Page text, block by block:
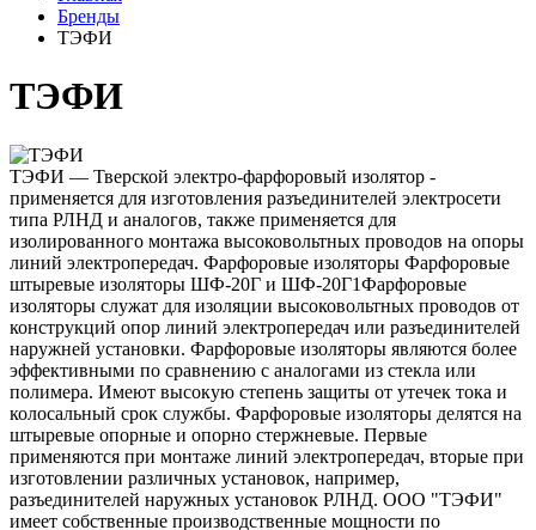
Бренды
ТЭФИ
ТЭФИ
ТЭФИ — Тверской электро-фарфоровый изолятор -
применяется для изготовления разъединителей электросети
типа РЛНД и аналогов, также применяется для
изолированного монтажа высоковольтных проводов на опоры
линий электропередач. Фарфоровые изоляторы Фарфоровые
штыревые изоляторы ШФ-20Г и ШФ-20Г1Фарфоровые
изоляторы служат для изоляции высоковольтных проводов от
конструкций опор линий электропередач или разъединителей
наружней установки. Фарфоровые изоляторы являются более
эффективными по сравнению с аналогами из стекла или
полимера. Имеют высокую степень защиты от утечек тока и
колосальный срок службы. Фарфоровые изоляторы делятся на
штыревые опорные и опорно стержневые. Первые
применяются при монтаже линий электропередач, вторые при
изготовлении различных установок, например,
разъединителей наружных установок РЛНД. ООО "ТЭФИ"
имеет собственные производственные мощности по